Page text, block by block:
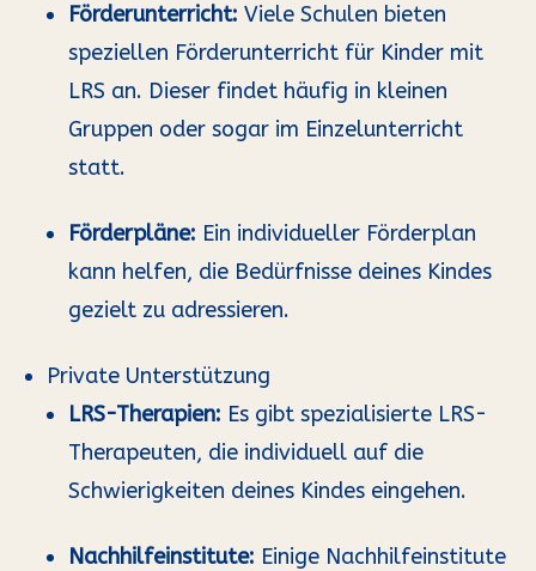
Förderunterricht: Viele Schulen bieten
speziellen Förderunterricht für Kinder mit
LRS an. Dieser findet häufig in kleinen
Gruppen oder sogar im Einzelunterricht
statt.
Förderpläne: Ein individueller Förderplan
kann helfen, die Bedürfnisse deines Kindes
gezielt zu adressieren.
Private Unterstützung
LRS-Therapien: Es gibt spezialisierte LRS-
Therapeuten, die individuell auf die
Schwierigkeiten deines Kindes eingehen.
Nachhilfeinstitute: Einige Nachhilfeinstitute